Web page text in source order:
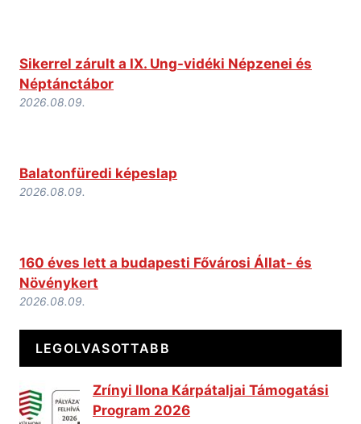
Sikerrel zárult a IX. Ung-vidéki Népzenei és
Néptánctábor
2026.08.09.
Balatonfüredi képeslap
2026.08.09.
160 éves lett a budapesti Fővárosi Állat- és
Növénykert
2026.08.09.
LEGOLVASOTTABB
Zrínyi Ilona Kárpátaljai Támogatási
Program 2026